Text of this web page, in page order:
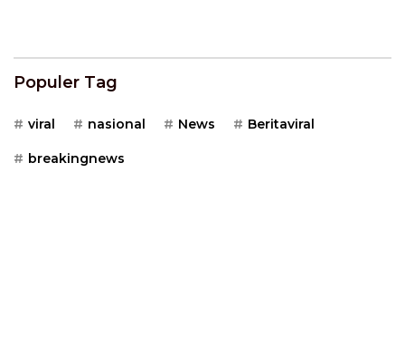
Populer Tag
viral nasional News Beritaviral
breakingnews